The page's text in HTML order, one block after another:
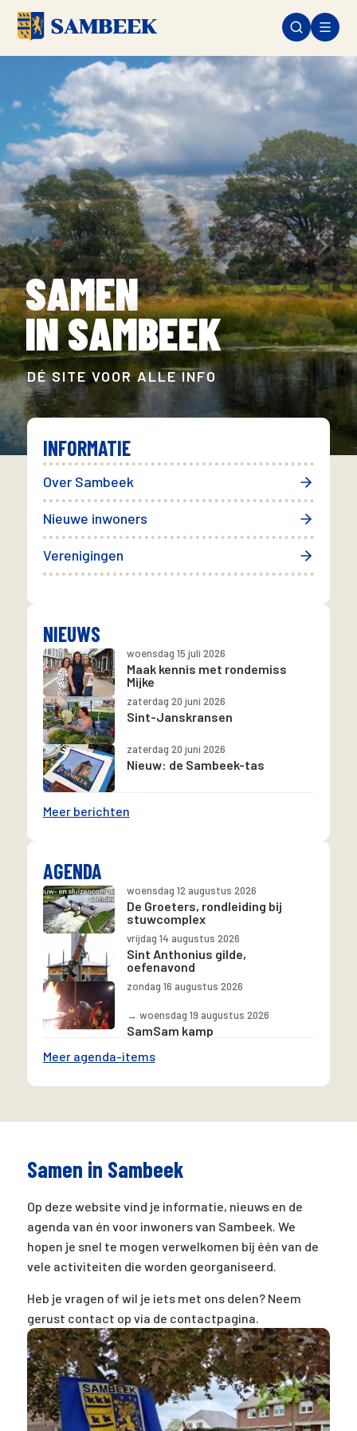
SAMEN
IN SAMBEEK
DÉ SITE VOOR ALLE INFO
‹ ›
INFORMATIE
Over Sambeek
Nieuwe inwoners
Verenigingen
NIEUWS
woensdag 15 juli 2026
Maak kennis met rondemiss
Mijke
zaterdag 20 juni 2026
Sint-Janskransen
zaterdag 20 juni 2026
Nieuw: de Sambeek-tas
Meer berichten
AGENDA
woensdag 12 augustus 2026
De Groeters, rondleiding bij
stuwcomplex
vrijdag 14 augustus 2026
Sint Anthonius gilde,
oefenavond
zondag 16 augustus 2026
→ woensdag 19 augustus 2026
SamSam kamp
Meer agenda-items
Samen in Sambeek
Op deze website vind je informatie, nieuws en de
agenda van én voor inwoners van Sambeek. We
hopen je snel te mogen verwelkomen bij één van de
vele activiteiten die worden georganiseerd.
Heb je vragen of wil je iets met ons delen? Neem
gerust contact op via de contactpagina.